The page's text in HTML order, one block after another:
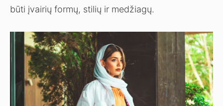
būti įvairių formų, stilių ir medžiagų.